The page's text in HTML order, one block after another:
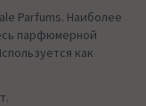
Parfums. Наиболее
парфюмерной
как